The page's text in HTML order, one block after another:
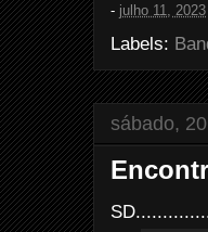
b
o
k
t
r
- julho 11, 2023
Labels:
sábado,